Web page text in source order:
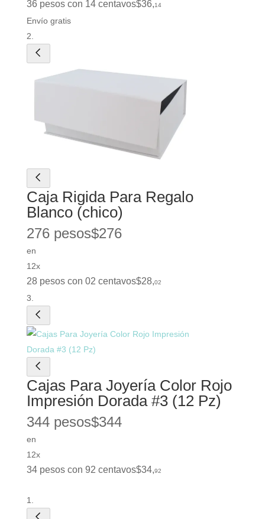
36 pesos con 14 centavos$36,14
Envío gratis
Caja Rigida Para Regalo
Blanco (chico)
276 pesos$276
en
12x
28 pesos con 02 centavos$28,02
Cajas Para Joyería Color Rojo
Impresión Dorada #3 (12 Pz)
344 pesos$344
en
12x
34 pesos con 92 centavos$34,92